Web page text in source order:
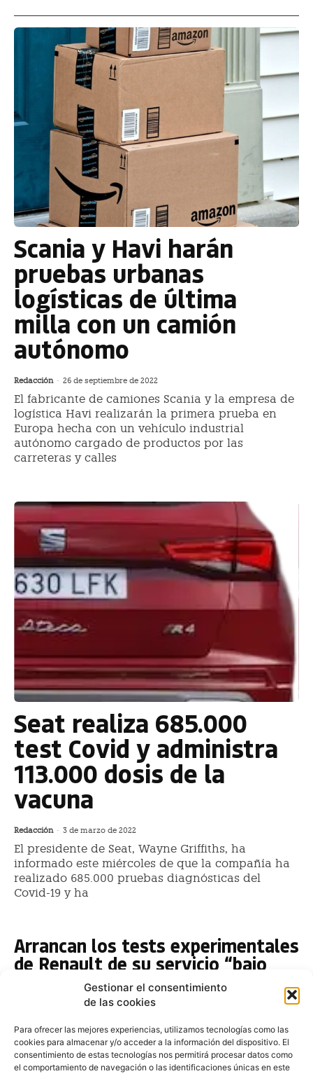
Gestionar el consentimiento
de las cookies
Para ofrecer las mejores experiencias, utilizamos tecnologías como las
cookies para almacenar y/o acceder a la información del dispositivo. El
consentimiento de estas tecnologías nos permitirá procesar datos como
el comportamiento de navegación o las identificaciones únicas en este
Scania y Havi harán
pruebas urbanas
logísticas de última
milla con un camión
autónomo
Redacción - 26 de septiembre de 2022
El fabricante de camiones Scania y la empresa de
logística Havi realizarán la primera prueba en
Europa hecha con un vehículo industrial
autónomo cargado de productos por las
carreteras y calles
Seat realiza 685.000
test Covid y administra
113.000 dosis de la
vacuna
Redacción - 3 de marzo de 2022
El presidente de Seat, Wayne Griffiths, ha
informado este miércoles de que la compañía ha
realizado 685.000 pruebas diagnósticas del
Covid-19 y ha
Arrancan los tests experimentales
de Renault de su servicio “bajo
demanda”
18 de octubre de 2019
iniciado para un centenar de personas quienes
utilizarán el servicio de vehículos bajo demanda que
ofrece